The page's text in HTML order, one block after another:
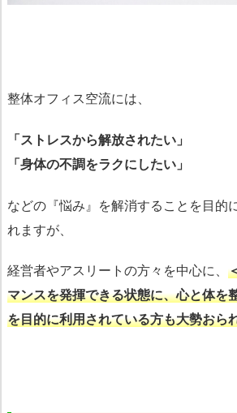
整体オフィス空流には、
「ストレスから解放されたい」
「身体の不調をラクにしたい」
などの『悩み』を解消することを目的
れますが、
経営者やアスリートの方々を中心に、
マンスを発揮できる状態に、心と体を
を目的に利用されている方も大勢おら